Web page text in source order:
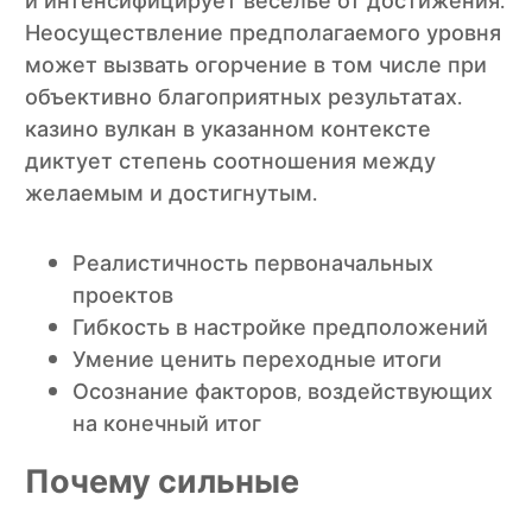
Неосуществление предполагаемого уровня
может вызвать огорчение в том числе при
объективно благоприятных результатах.
казино вулкан в указанном контексте
диктует степень соотношения между
желаемым и достигнутым.
Реалистичность первоначальных
проектов
Гибкость в настройке предположений
Умение ценить переходные итоги
Осознание факторов, воздействующих
на конечный итог
Почему сильные